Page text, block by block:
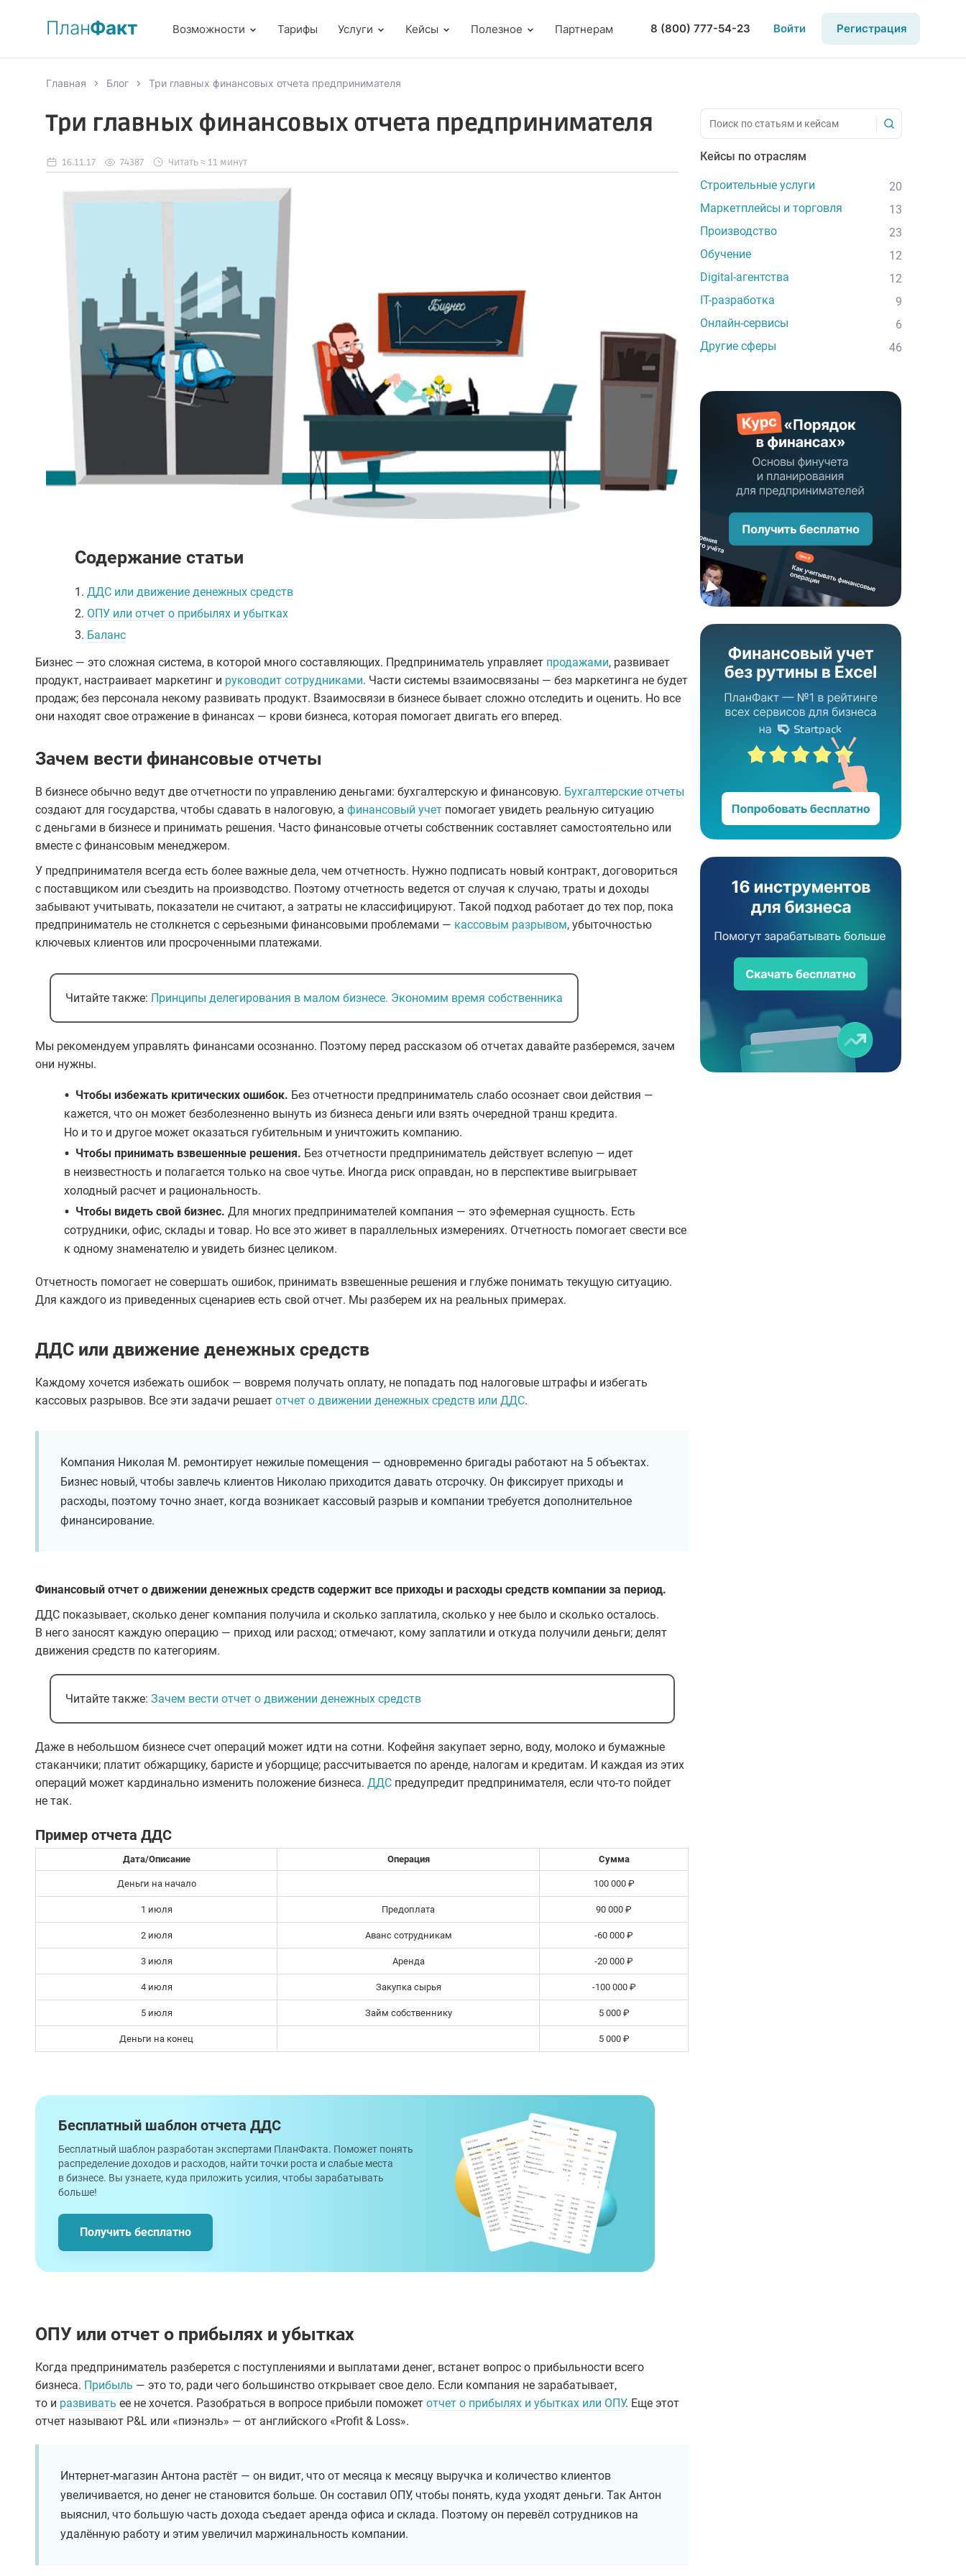
ПланФакт Возможности Тарифы Услуги Кейсы Полезное Партнерам 8 (800) 777-54-23 Войти Регистрация
Главная Блог Три главных финансовых отчета предпринимателя
Три главных финансовых отчета предпринимателя
16.11.17 74387 Читать ≈ 11 минут
Содержание статьи
1. ДДС или движение денежных средств
2. ОПУ или отчет о прибылях и убытках
3. Баланс
Бизнес — это сложная система, в которой много составляющих. Предприниматель управляет продажами, развивает
продукт, настраивает маркетинг и руководит сотрудниками. Части системы взаимосвязаны — без маркетинга не будет
продаж; без персонала некому развивать продукт. Взаимосвязи в бизнесе бывает сложно отследить и оценить. Но все
они находят свое отражение в финансах — крови бизнеса, которая помогает двигать его вперед.
Зачем вести финансовые отчеты
В бизнесе обычно ведут две отчетности по управлению деньгами: бухгалтерскую и финансовую. Бухгалтерские отчеты
создают для государства, чтобы сдавать в налоговую, а финансовый учет помогает увидеть реальную ситуацию
с деньгами в бизнесе и принимать решения. Часто финансовые отчеты собственник составляет самостоятельно или
вместе с финансовым менеджером.
У предпринимателя всегда есть более важные дела, чем отчетность. Нужно подписать новый контракт, договориться
с поставщиком или съездить на производство. Поэтому отчетность ведется от случая к случаю, траты и доходы
забывают учитывать, показатели не считают, а затраты не классифицируют. Такой подход работает до тех пор, пока
предприниматель не столкнется с серьезными финансовыми проблемами — кассовым разрывом, убыточностью
ключевых клиентов или просроченными платежами.
Читайте также: Принципы делегирования в малом бизнесе. Экономим время собственника
Мы рекомендуем управлять финансами осознанно. Поэтому перед рассказом об отчетах давайте разберемся, зачем
они нужны.
• Чтобы избежать критических ошибок. Без отчетности предприниматель слабо осознает свои действия —
кажется, что он может безболезненно вынуть из бизнеса деньги или взять очередной транш кредита.
Но и то и другое может оказаться губительным и уничтожить компанию.
• Чтобы принимать взвешенные решения. Без отчетности предприниматель действует вслепую — идет
в неизвестность и полагается только на свое чутье. Иногда риск оправдан, но в перспективе выигрывает
холодный расчет и рациональность.
• Чтобы видеть свой бизнес. Для многих предпринимателей компания — это эфемерная сущность. Есть
сотрудники, офис, склады и товар. Но все это живет в параллельных измерениях. Отчетность помогает свести все
к одному знаменателю и увидеть бизнес целиком.
Отчетность помогает не совершать ошибок, принимать взвешенные решения и глубже понимать текущую ситуацию.
Для каждого из приведенных сценариев есть свой отчет. Мы разберем их на реальных примерах.
ДДС или движение денежных средств
Каждому хочется избежать ошибок — вовремя получать оплату, не попадать под налоговые штрафы и избегать
кассовых разрывов. Все эти задачи решает отчет о движении денежных средств или ДДС.
Компания Николая М. ремонтирует нежилые помещения — одновременно бригады работают на 5 объектах.
Бизнес новый, чтобы завлечь клиентов Николаю приходится давать отсрочку. Он фиксирует приходы и
расходы, поэтому точно знает, когда возникает кассовый разрыв и компании требуется дополнительное
финансирование.
Финансовый отчет о движении денежных средств содержит все приходы и расходы средств компании за период.
ДДС показывает, сколько денег компания получила и сколько заплатила, сколько у нее было и сколько осталось.
В него заносят каждую операцию — приход или расход; отмечают, кому заплатили и откуда получили деньги; делят
движения средств по категориям.
Читайте также: Зачем вести отчет о движении денежных средств
Даже в небольшом бизнесе счет операций может идти на сотни. Кофейня закупает зерно, воду, молоко и бумажные
стаканчики; платит обжарщику, баристе и уборщице; рассчитывается по аренде, налогам и кредитам. И каждая из этих
операций может кардинально изменить положение бизнеса. ДДС предупредит предпринимателя, если что-то пойдет
не так.
Пример отчета ДДС
Дата/Описание Операция Сумма
Деньги на начало 100 000 ₽
1 июля Предоплата 90 000 ₽
2 июля Аванс сотрудникам -60 000 ₽
3 июля Аренда -20 000 ₽
4 июля Закупка сырья -100 000 ₽
5 июля Займ собственнику 5 000 ₽
Деньги на конец 5 000 ₽
Бесплатный шаблон отчета ДДС
Бесплатный шаблон разработан экспертами ПланФакта. Поможет понять
распределение доходов и расходов, найти точки роста и слабые места
в бизнесе. Вы узнаете, куда приложить усилия, чтобы зарабатывать
больше!
Получить бесплатно
ОПУ или отчет о прибылях и убытках
Когда предприниматель разберется с поступлениями и выплатами денег, встанет вопрос о прибыльности всего
бизнеса. Прибыль — это то, ради чего большинство открывает свое дело. Если компания не зарабатывает,
то и развивать ее не хочется. Разобраться в вопросе прибыли поможет отчет о прибылях и убытках или ОПУ. Еще этот
отчет называют P&L или «пиэнэль» — от английского «Profit & Loss».
Интернет-магазин Антона растёт — он видит, что от месяца к месяцу выручка и количество клиентов
увеличивается, но денег не становится больше. Он составил ОПУ, чтобы понять, куда уходят деньги. Так Антон
выяснил, что большую часть дохода съедает аренда офиса и склада. Поэтому он перевёл сотрудников на
удалённую работу и этим увеличил маржинальность компании.
Кейсы по отраслям
Строительные услуги
20
Маркетплейсы и торговля
13
Производство
23
Обучение
12
Digital-агентства
12
IT-разработка
9
Онлайн-сервисы
6
Другие сферы
46